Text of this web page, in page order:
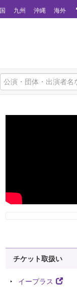
九州 沖縄 海外
チケット取扱い
イープラス